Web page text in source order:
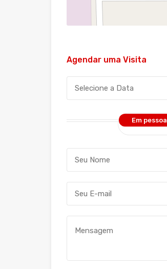
Agendar uma Visita
Em pessoa